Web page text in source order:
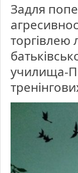
Задля
торгівлею
училища-